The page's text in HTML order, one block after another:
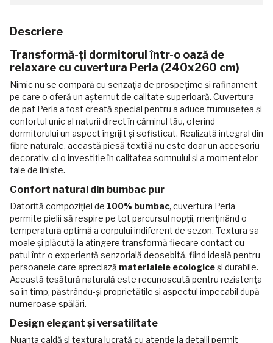
Descriere
Transformă-ți dormitorul într-o oază de
relaxare cu cuvertura Perla (240x260 cm)
Nimic nu se compară cu senzația de prospețime și rafinament
pe care o oferă un așternut de calitate superioară. Cuvertura
de pat Perla a fost creată special pentru a aduce frumusețea și
confortul unic al naturii direct în căminul tău, oferind
dormitorului un aspect îngrijit și sofisticat. Realizată integral din
fibre naturale, această piesă textilă nu este doar un accesoriu
decorativ, ci o investiție în calitatea somnului și a momentelor
tale de liniște.
Confort natural din bumbac pur
Datorită compoziției de 100% bumbac, cuvertura Perla
permite pielii să respire pe tot parcursul nopții, menținând o
temperatură optimă a corpului indiferent de sezon. Textura sa
moale și plăcută la atingere transformă fiecare contact cu
patul într-o experiență senzorială deosebită, fiind ideală pentru
persoanele care apreciază materialele ecologiceși durabile.
Această țesătură naturală este recunoscută pentru rezistența
sa în timp, păstrându-și proprietățile și aspectul impecabil după
numeroase spălări.
Design elegant și versatilitate
Nuanța caldă și textura lucrată cu atenție la detalii permit